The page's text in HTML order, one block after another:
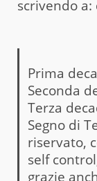
scrivendo
Prima
Seconda
Terza
Segno di
riservato,
self
grazie